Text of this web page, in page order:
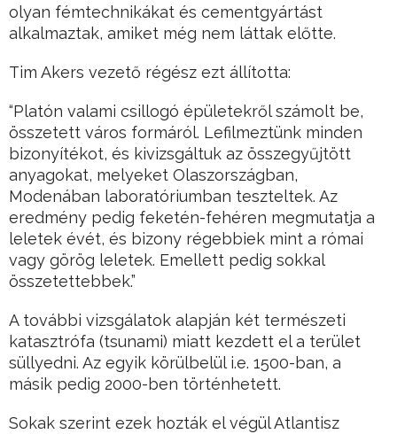
olyan fémtechnikákat és cementgyártást
alkalmaztak, amiket még nem láttak előtte.
Tim Akers vezető régész ezt állította:
“Platón valami csillogó épületekről számolt be,
összetett város formáról. Lefilmeztünk minden
bizonyítékot, és kivizsgáltuk az összegyűjtött
anyagokat, melyeket Olaszországban,
Modenában laboratóriumban teszteltek. Az
eredmény pedig feketén-fehéren megmutatja a
leletek évét, és bizony régebbiek mint a római
vagy görög leletek. Emellett pedig sokkal
összetettebbek.”
A további vizsgálatok alapján két természeti
katasztrófa (tsunami) miatt kezdett el a terület
süllyedni. Az egyik körülbelül i.e. 1500-ban, a
másik pedig 2000-ben történhetett.
Sokak szerint ezek hozták el végül Atlantisz